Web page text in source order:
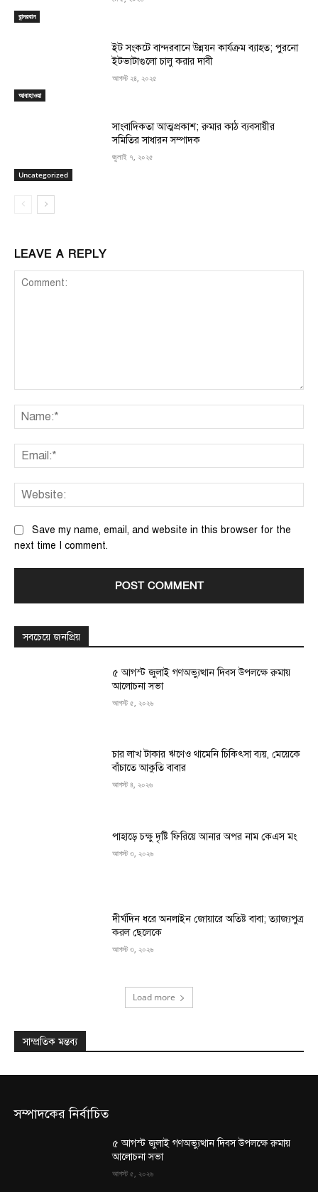
বান্দরবান
আবাহাওয়া
ইট সংকটে বান্দরবানে উন্নয়ন কার্যক্রম ব্যাহত; পুরনো
ইটভাটাগুলো চালু করার দাবী
আগস্ট ২৪, ২০২৫
Uncategorized
সাংবাদিকতা আত্মপ্রকাশ; রুমার কাঠ ব্যবসায়ীর
সমিতির সাধারন সম্পাদক
জুলাই ৭, ২০২৫
LEAVE A REPLY
Save my name, email, and website in this browser for the
next time I comment.
সবচেয়ে জনপ্রিয়
৫ আগস্ট জুলাই গণঅভ্যুত্থান দিবস উপলক্ষে রুমায়
আলোচনা সভা
আগস্ট ৫, ২০২৬
চার লাখ টাকার ঋণেও থামেনি চিকিৎসা ব্যয়, মেয়েকে
বাঁচাতে আকুতি বাবার
আগস্ট ৪, ২০২৬
পাহাড়ে চক্ষু দৃষ্টি ফিরিয়ে আনার অপর নাম কেএস মং
আগস্ট ৩, ২০২৬
দীর্ঘদিন ধরে অনলাইন জোয়ারে অতিষ্ট বাবা; ত্যাজ্যপুত্র
করল ছেলেকে
আগস্ট ৩, ২০২৬
Load more
সাম্প্রতিক মন্তব্য
সম্পাদকের নির্বাচিত
৫ আগস্ট জুলাই গণঅভ্যুত্থান দিবস উপলক্ষে রুমায়
আলোচনা সভা
আগস্ট ৫, ২০২৬